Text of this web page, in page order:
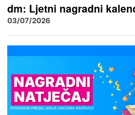
dm: Ljetni nagradni
03/07/2026